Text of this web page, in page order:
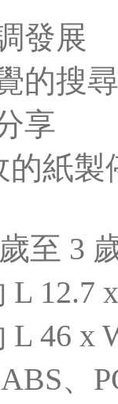
發展
的搜
享
的紙製
至 3
12.7
46 x
、